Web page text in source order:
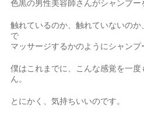
色黒の男性美容師さんがシャンプー
触れているのか、触れていないの
で
マッサージするかのようにシャンプ
僕はこれまでに、こんな感覚を一
ん。
とにかく、気持ちいいのです。